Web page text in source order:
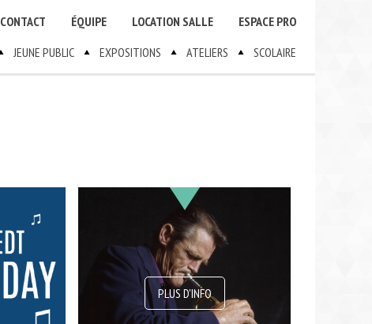
CONTACT ÉQUIPE LOCATION SALLE
ESPACE PRO
JEUNE PUBLIC EXPOSITIONS ATELIERS SCOLAIRE